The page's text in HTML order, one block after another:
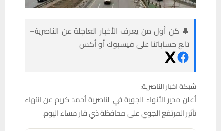
🔔 كن أول من يعرف الأخبار العاجلة عن الناصرية–
تابع حساباتنا على فيسبوك أو أكس
شبكة اخبار الناصرية:
أعلن مدير الأنواء الجوية في الناصرية أحمد كريم عن انتهاء
تأثير المرتفع الجوي على محافظة ذي قار مساء اليوم.